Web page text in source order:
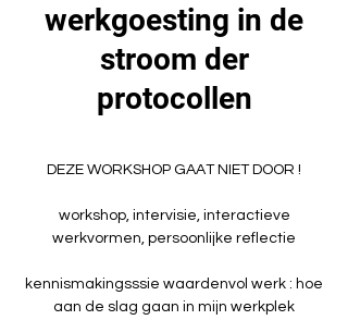
werkgoesting in de
stroom der
protocollen
DEZE WORKSHOP GAAT NIET DOOR !
workshop, intervisie, interactieve
werkvormen, persoonlijke reflectie
kennismakingsssie waardenvol werk : hoe
aan de slag gaan in mijn werkplek